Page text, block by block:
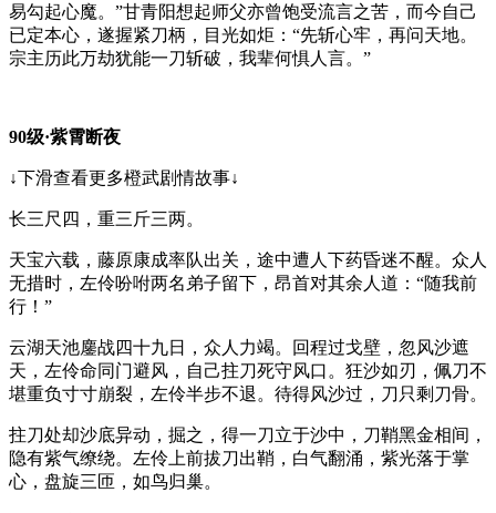
易勾起心魔。”甘青阳想起师父亦曾饱受流言之苦，而今自己
已定本心，遂握紧刀柄，目光如炬：“先斩心牢，再问天地。
宗主历此万劫犹能一刀斩破，我辈何惧人言。”
90级·紫霄断夜
↓下滑查看更多橙武剧情故事↓
长三尺四，重三斤三两。
天宝六载，藤原康成率队出关，途中遭人下药昏迷不醒。众人
无措时，左伶吩咐两名弟子留下，昂首对其余人道：“随我前
行！”
云湖天池鏖战四十九日，众人力竭。回程过戈壁，忽风沙遮
天，左伶命同门避风，自己拄刀死守风口。狂沙如刃，佩刀不
堪重负寸寸崩裂，左伶半步不退。待得风沙过，刀只剩刀骨。
拄刀处却沙底异动，掘之，得一刀立于沙中，刀鞘黑金相间，
隐有紫气缭绕。左伶上前拔刀出鞘，白气翻涌，紫光落于掌
心，盘旋三匝，如鸟归巢。